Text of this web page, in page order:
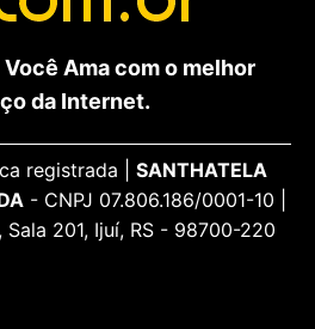
Ama com o melhor
da Internet.
registrada | SANTHATELA
- CNPJ 07.806.186/0001-10 |
Sala 201, Ijuí, RS - 98700-220